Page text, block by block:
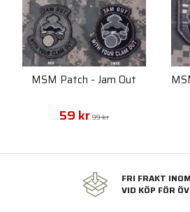
MSM Patch - Jam Out
59 kr 99 kr
FRI FRAKT
VID KÖP FÖR